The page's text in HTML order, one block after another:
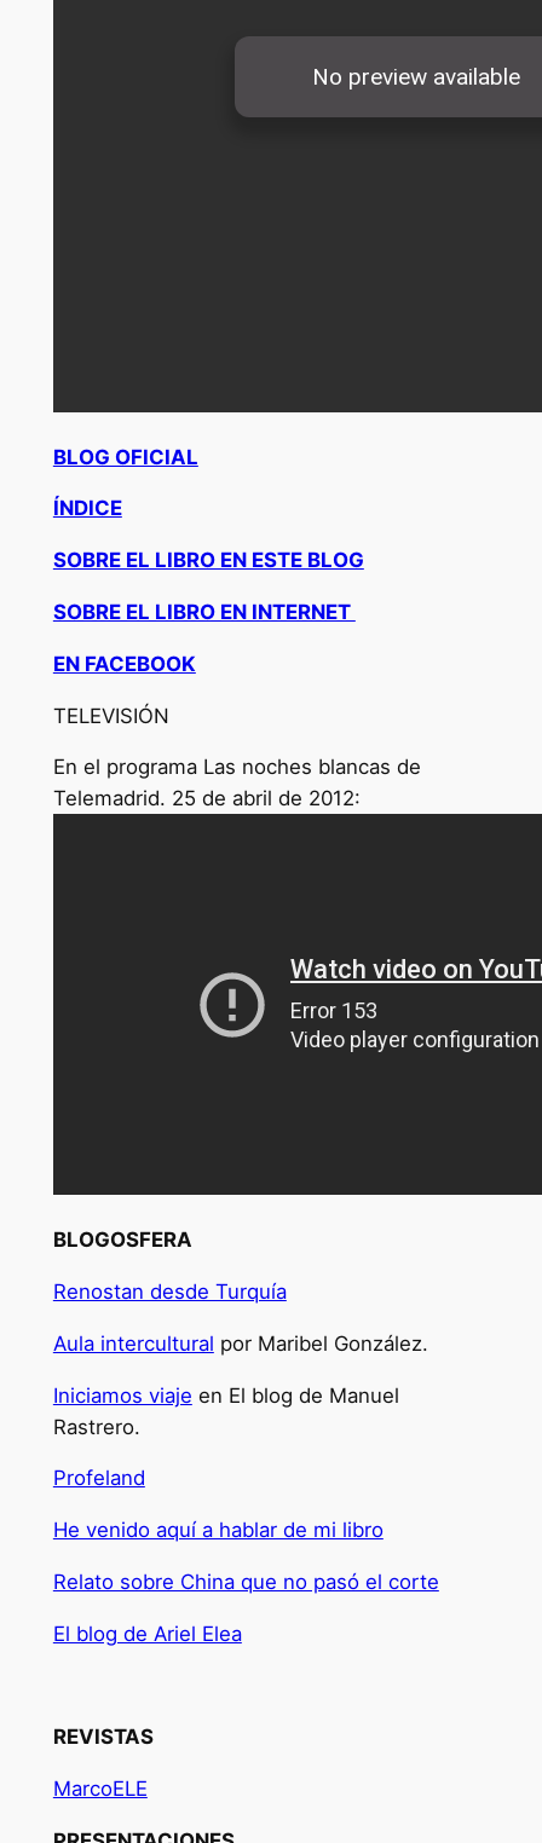
BLOG OFICIAL
ÍNDICE
SOBRE EL LIBRO EN ESTE BLOG
SOBRE EL LIBRO EN INTERNET
EN FACEBOOK
TELEVISIÓN
En el programa Las noches blancas de
Telemadrid. 25 de abril de 2012:
BLOGOSFERA
Renostan desde Turquía
Aula intercultural por Maribel González.
Iniciamos viaje en El blog de Manuel
Rastrero.
Profeland
He venido aquí a hablar de mi libro
Relato sobre China que no pasó el corte
El blog de Ariel Elea
REVISTAS
MarcoELE